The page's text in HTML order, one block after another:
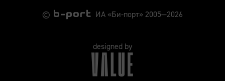
© ИА «Би-порт» 2005—2026
designed by